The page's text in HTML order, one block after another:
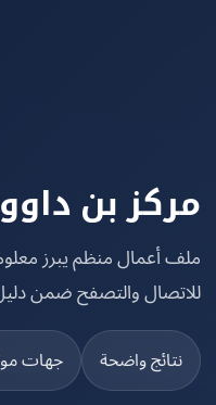
بن داوود
منظم يبرز معلومات
والتصفح ضمن دليل
واضحة جهات موثقة